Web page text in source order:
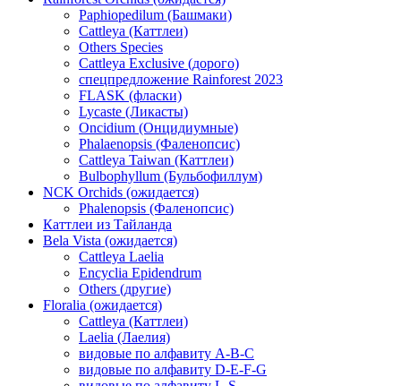
Paphiopedilum (Башмаки)
Cattleya (Каттлеи)
Others Species
Cattleya Exclusive (дорого)
спецпредложение Rainforest 2023
FLASK (фласки)
Lycaste (Ликасты)
Oncidium (Онцидиумные)
Phalaenopsis (Фаленопсис)
Cattleya Taiwan (Каттлеи)
Bulbophyllum (Бульбофиллум)
NCK Orchids (ожидается)
Phalenopsis (Фаленопсис)
Каттлеи из Тайланда
Bela Vista (ожидается)
Cattleya Laelia
Encyclia Epidendrum
Others (другие)
Floralia (ожидается)
Cattleya (Каттлеи)
Laelia (Лаелия)
видовые по алфавиту A-B-C
видовые по алфавиту D-E-F-G